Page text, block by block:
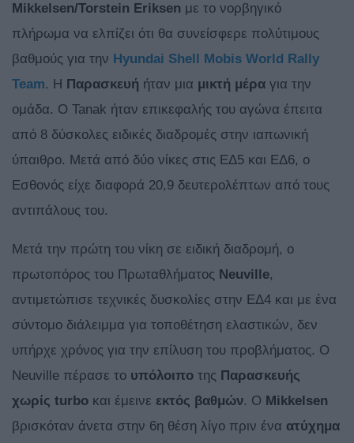
Mikkelsen/Torstein Eriksen με το νορβηγικό
πλήρωμα να ελπίζει ότι θα συνείσφερε πολύτιμους
βαθμούς για την Hyundai Shell Mobis World Rally
Team. Η Παρασκευή ήταν μια μικτή μέρα για την
ομάδα. Ο Tanak ήταν επικεφαλής του αγώνα έπειτα
από 8 δύσκολες ειδικές διαδρομές στην ιαπωνική
ύπαιθρο. Μετά από δύο νίκες στις ΕΔ5 και ΕΔ6, ο
Εσθονός είχε διαφορά 20,9 δευτερολέπτων από τους
αντιπάλους του.
Μετά την πρώτη του νίκη σε ειδική διαδρομή, ο
πρωτοπόρος του Πρωταθλήματος Neuville,
αντιμετώπισε τεχνικές δυσκολίες στην ΕΔ4 και με ένα
σύντομο διάλειμμα για τοποθέτηση ελαστικών, δεν
υπήρχε χρόνος για την επίλυση του προβλήματος. Ο
Neuville πέρασε το υπόλοιπο της Παρασκευής
χωρίς turbo και έμεινε εκτός βαθμών. Ο Mikkelsen
βρισκόταν άνετα στην 6η θέση λίγο πριν ένα ατύχημα